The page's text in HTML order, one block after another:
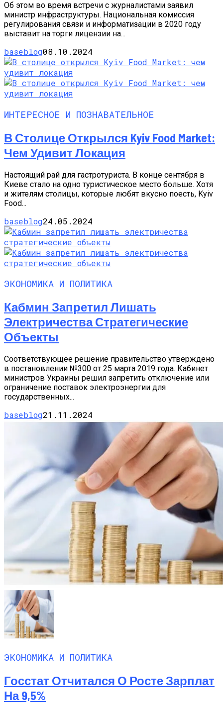
Об этом во время встречи с журналистами заявил
министр инфраструктуры. Национальная комиссия
регулирования связи и информатизации в 2020 году
выставит на торги лицензии на...
baseblog08.10.2024
ИНТЕРЕСНОЕ И ПОЗНАВАТЕЛЬНОЕ
В Столице Открылся Kyiv Food Market:
Чем Удивит Локация
Настоящий рай для гастротуриста. В конце сентября в
Киеве стало на одно туристическое место больше. Хотя
и жителям столицы, которые любят вкусно поесть, Kyiv
Food...
baseblog24.05.2024
ЭКОНОМИКА И ПОЛИТИКА
Кабмин Запретил Лишать
Электричества Стратегические
Объекты
Соответствующее решение правительство утверждено
в постановлении №300 от 25 марта 2019 года. Кабинет
министров Украины решил запретить отключение или
ограничение поставок электроэнергии для
государственных...
baseblog21.11.2024
ЭКОНОМИКА И ПОЛИТИКА
Госстат Отчитался О Росте Зарплат
На 9,5%